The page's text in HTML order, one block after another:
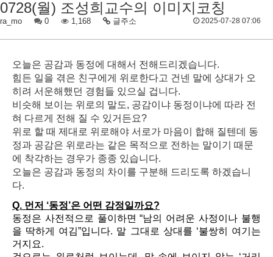
0728(월) 조성희교수의 이미지코칭
ra_mo 0 1,168 글주소 2025-07-28 07:06
오늘은 공감과 동정에 대해서 전해드리겠습니다.
힘든 일을 겪은 친구에게 위로한다고 건넨 말에 상대가 오
히려 서운해했던 경험들 있으실 겁니다.
비슷해 보이는 위로의 말도, 공감이냐 동정이냐에 따라 전
혀 다르게 전해 질 수 있거든요?
위로 할 때 제대로 위로해야 서로가 마음이 합해 질텐데 동
정과 공감은 위로라는 같은 목적으로 전하는 말이기 때문
에 착각하는 경우가 종종 있습니다.
오늘은 공감과 동정의 차이를 구분해 드리도록 하겠습니
다.
Q. 먼저 ‘동정’은 어떤 감정일까요?
동정은 사전적으로 풀이하면 “남의 어려운 사정이나 불행
을 딱하게 여김”입니다. 말 그대로 상대를 ‘불쌍히 여기는
거지요.